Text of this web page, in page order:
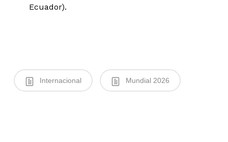
Ecuador).
Internacional Mundial 2026